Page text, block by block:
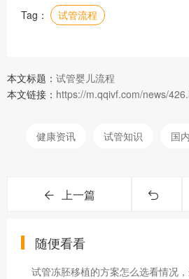
Tag： 试管流程
本文标题： 试管婴儿流程
本文链接： https://m.qqivf.com/news/
健康资讯 试管知识 国
上一篇
随便看看
试管冻胚移植的方案怎么选看情况